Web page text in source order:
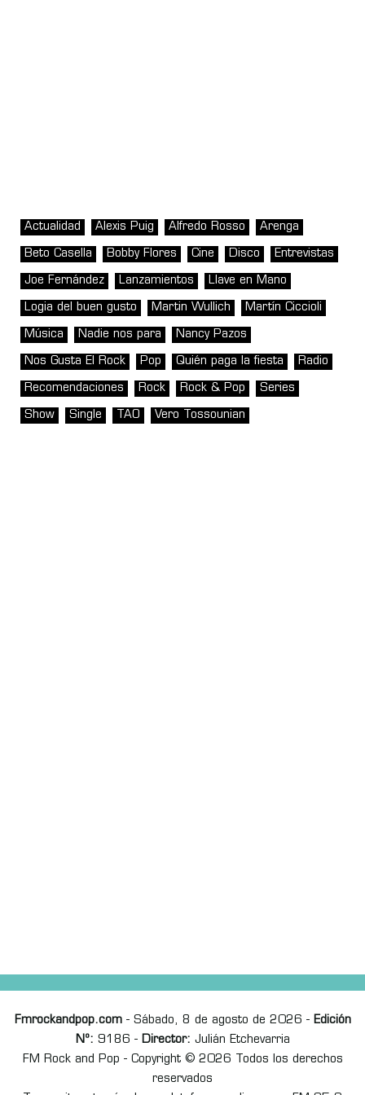
Actualidad Alexis Puig Alfredo Rosso Arenga
Beto Casella Bobby Flores Cine Disco Entrevistas
Joe Fernández Lanzamientos Llave en Mano
Logia del buen gusto Martin Wullich Martín Ciccioli
Música Nadie nos para Nancy Pazos
Nos Gusta El Rock Pop Quién paga la fiesta Radio
Recomendaciones Rock Rock & Pop Series
Show Single TAO Vero Tossounian
Fmrockandpop.com- Sábado, 8 de agosto de 2026 - Edición
Nº: 9186 - Director: Julián Etchevarria
FM Rock and Pop - Copyright © 2026 Todos los derechos
reservados